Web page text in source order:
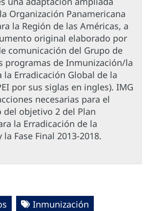
Organización Panamericana
la Región de las Américas, a
original elaborado por
comunicación del Grupo de
programas de Inmunización/la
Erradicación Global de la
por sus siglas en ingles). IMG
necesarias para el
objetivo 2 del Plan
la Erradicación de la
Fase Final 2013-2018.
Inmunización